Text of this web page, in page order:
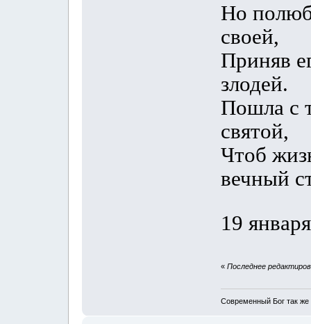
Но
своей,
Приняв
злодей.
Пошла с
святой,
Чтоб
вечный
19
« Последнее
Современный Бог так же